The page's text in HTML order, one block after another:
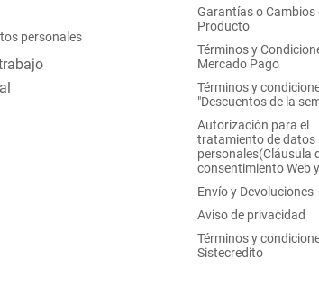
personales
Garantías o Cambios
Producto
Términos y
Mercado Pago
Términos y
"Descuentos de la
Autorización para el
tratamiento de datos
personales(Cláusula
consentimiento Web
Envío y Devoluciones
Aviso de privacidad
Términos y
Sistecredito